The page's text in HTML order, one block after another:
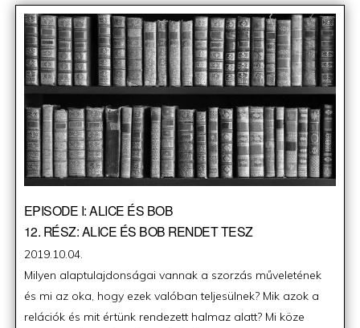
EPISODE I: ALICE ÉS BOB
12. RÉSZ: ALICE ÉS BOB RENDET TESZ
Posted
on
2019.10.04.
Milyen alaptulajdonságai vannak a szorzás műveletének
és mi az oka, hogy ezek valóban teljesülnek? Mik azok a
relációk és mit értünk rendezett halmaz alatt? Mi köze